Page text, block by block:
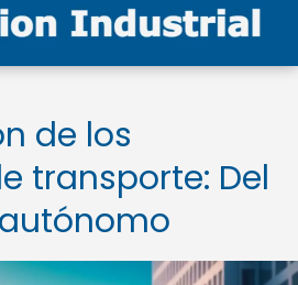
de los
transporte: Del